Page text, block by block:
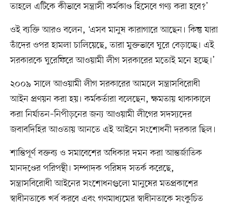
তাহলে এটিকে কীভাবে সন্ত্রাসী কর্মকাণ্ড হিসেবে গণ্য করা হবে?’
ওই ব্যক্তি আরও বলেন, ‘এসব মানুষ কারাগারে আছেন। কিন্তু যারা
তাঁদের ওপর হামলা চালিয়েছে, তারা মুক্তভাবে ঘুরে বেড়াচ্ছে। এই
সরকারকে ঘুরেফিরে আওয়ামী লীগ সরকারের মতোই মনে হচ্ছে।’
২০০৯ সালে আওয়ামী লীগ সরকারের আমলে সন্ত্রাসবিরোধী
আইন প্রণয়ন করা হয়। কর্মকর্তারা বলেছেন, ক্ষমতায় থাকাকালে
করা নির্যাতন–নিপীড়নের জন্য আওয়ামী লীগের সদস্যদের
জবাবদিহির আওতায় আনতে এই আইনে সংশোধনী দরকার ছিল।
শান্তিপূর্ণ বক্তব্য ও সমাবেশের অধিকার দমন করা আন্তর্জাতিক
মানদণ্ডের পরিপন্থী। সম্পাদক পরিষদ সতর্ক করেছে,
সন্ত্রাসবিরোধী আইনের সংশোধনগুলো মানুষের মতপ্রকাশের
স্বাধীনতাকে খর্ব করবে এবং গণমাধ্যমের স্বাধীনতাকে সংকুচিত